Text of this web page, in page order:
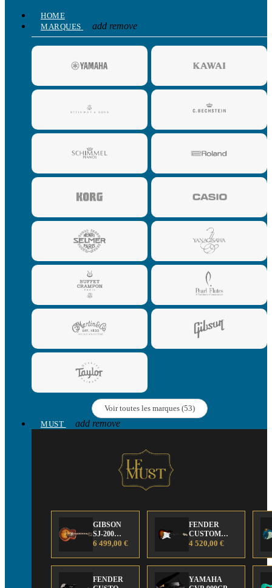
HOME
MARQUES
add remove
Voir toutes les marques (53)
MUST
add remove
GIBSON
SJ-200
Anniversary
Edition
6 499,00 €
FENDER
CUSTOM
SHOP Strat 63'
4 520,00 €
FENDER
YAMAHA